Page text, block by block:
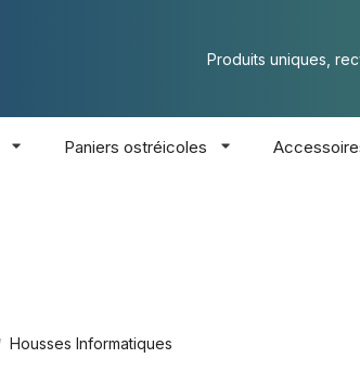
Produits uniques,
Paniers ostréicoles
Housses Informatiques